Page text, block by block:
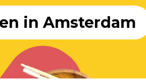
in Amsterdam